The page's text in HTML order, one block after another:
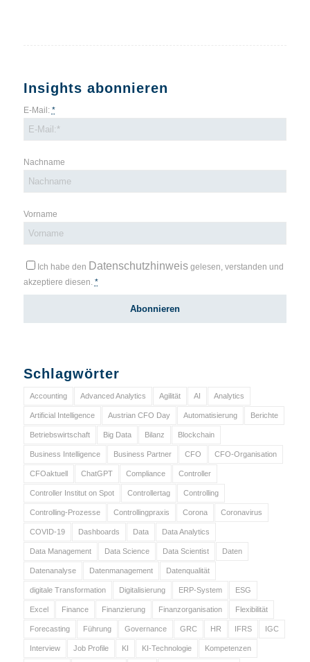
Insights abonnieren
E-Mail: *
Nachname
Vorname
Ich habe den Datenschutzhinweisgelesen, verstanden und
akzeptiere diesen. *
Schlagwörter
Accounting Advanced Analytics Agilität AI Analytics
Artificial Intelligence Austrian CFO Day Automatisierung Berichte
Betriebswirtschaft Big Data Bilanz Blockchain
Business Intelligence Business Partner CFO CFO-Organisation
CFOaktuell ChatGPT Compliance Controller
Controller Institut on Spot Controllertag Controlling
Controlling-Prozesse Controllingpraxis Corona Coronavirus
COVID-19 Dashboards Data Data Analytics
Data Management Data Science Data Scientist Daten
Datenanalyse Datenmanagement Datenqualität
digitale Transformation Digitalisierung ERP-System ESG
Excel Finance Finanzierung Finanzorganisation Flexibilität
Forecasting Führung Governance GRC HR IFRS IGC
Interview Job Profile KI KI-Technologie Kompetenzen